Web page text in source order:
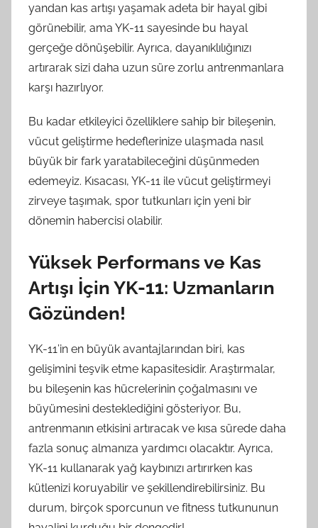
yandan kas artışı yaşamak adeta bir hayal gibi
görünebilir, ama YK-11 sayesinde bu hayal
gerçeğe dönüşebilir. Ayrıca, dayanıklılığınızı
artırarak sizi daha uzun süre zorlu antrenmanlara
karşı hazırlıyor.
Bu kadar etkileyici özelliklere sahip bir bileşenin,
vücut geliştirme hedeflerinize ulaşmada nasıl
büyük bir fark yaratabileceğini düşünmeden
edemeyiz. Kısacası, YK-11 ile vücut geliştirmeyi
zirveye taşımak, spor tutkunları için yeni bir
dönemin habercisi olabilir.
Yüksek Performans ve Kas
Artışı İçin YK-11: Uzmanların
Gözünden!
YK-11’in en büyük avantajlarından biri, kas
gelişimini teşvik etme kapasitesidir. Araştırmalar,
bu bileşenin kas hücrelerinin çoğalmasını ve
büyümesini desteklediğini gösteriyor. Bu,
antrenmanın etkisini artıracak ve kısa sürede daha
fazla sonuç almanıza yardımcı olacaktır. Ayrıca,
YK-11 kullanarak yağ kaybınızı artırırken kas
kütlenizi koruyabilir ve şekillendirebilirsiniz. Bu
durum, birçok sporcunun ve fitness tutkununun